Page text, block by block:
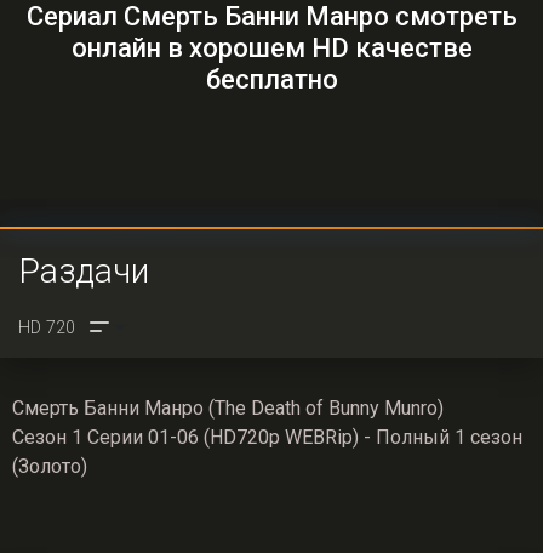
Сериал Смерть Банни Манро смотреть
онлайн в хорошем HD качестве
бесплатно
Раздачи
Смерть Банни Манро (The Death of Bunny Munro)
Сезон 1 Серии 01-06 (HD720p WEBRip) - Полный 1 сезон
(Золото)